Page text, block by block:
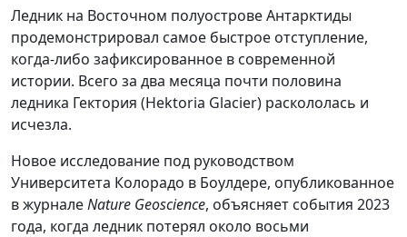
Ледник на Восточном полуострове Антарктиды
продемонстрировал самое быстрое отступление,
когда-либо зафиксированное в современной
истории. Всего за два месяца почти половина
ледника Гектория (Hektoria Glacier) раскололась и
исчезла.
Новое исследование под руководством
Университета Колорадо в Боулдере, опубликованное
в журналеNature Geoscience, объясняет события 2023
года, когда ледник потерял около восьми